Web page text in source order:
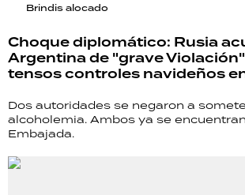
Brindis alocado
Choque diplomático: Rusia
Argentina de "grave
tensos controles navideños
Dos autoridades se negaron a
alcoholemia. Ambos ya se
Embajada.